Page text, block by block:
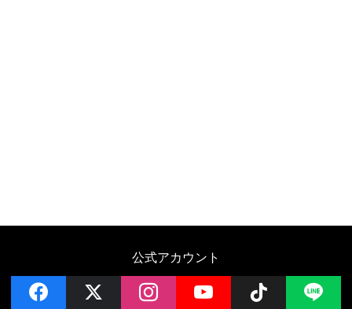
公式アカウント
facebook instagramYouTube Follow